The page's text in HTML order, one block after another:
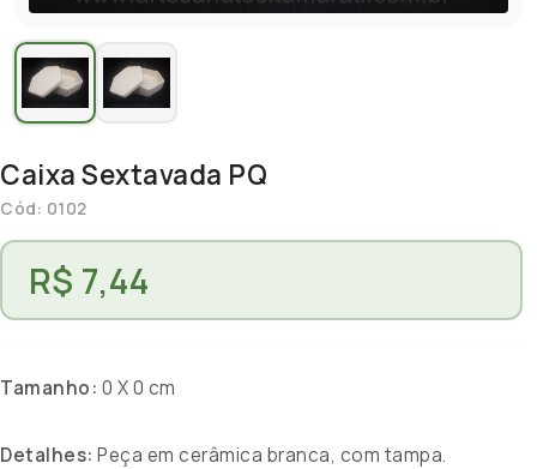
Caixa Sextavada PQ
Cód: 0102
R$ 7,44
Tamanho: 0 X 0 cm
Detalhes: Peça em cerâmica branca, com tampa.